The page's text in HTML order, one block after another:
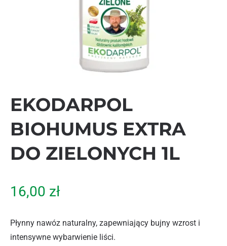
EKODARPOL
BIOHUMUS EXTRA
DO ZIELONYCH 1L
16,00 zł
Płynny nawóz naturalny, zapewniający bujny wzrost i
intensywne wybarwienie liści.